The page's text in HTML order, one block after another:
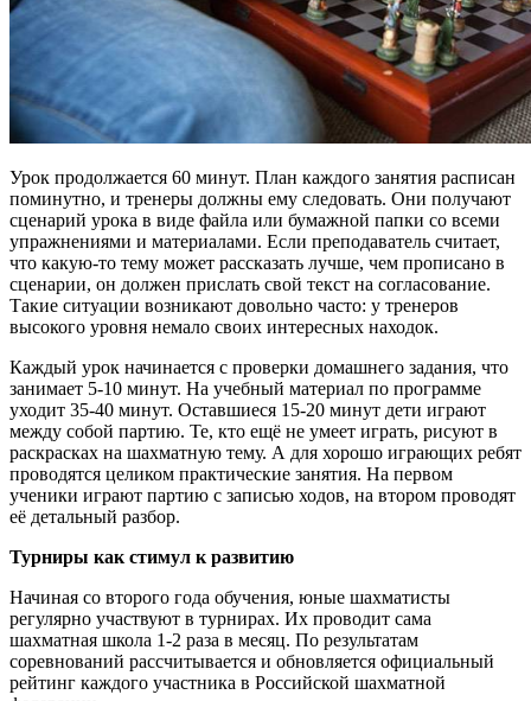
Урок продолжается 60 минут. План каждого занятия расписан
поминутно, и тренеры должны ему следовать. Они получают
сценарий урока в виде файла или бумажной папки со всеми
упражнениями и материалами. Если преподаватель считает,
что какую-то тему может рассказать лучше, чем прописано в
сценарии, он должен прислать свой текст на согласование.
Такие ситуации возникают довольно часто: у тренеров
высокого уровня немало своих интересных находок.
Каждый урок начинается с проверки домашнего задания, что
занимает 5-10 минут. На учебный материал по программе
уходит 35-40 минут. Оставшиеся 15-20 минут дети играют
между собой партию. Те, кто ещё не умеет играть, рисуют в
раскрасках на шахматную тему. А для хорошо играющих ребят
проводятся целиком практические занятия. На первом
ученики играют партию с записью ходов, на втором проводят
её детальный разбор.
Турниры как стимул к развитию
Начиная со второго года обучения, юные шахматисты
регулярно участвуют в турнирах. Их проводит сама
шахматная школа 1-2 раза в месяц. По результатам
соревнований рассчитывается и обновляется официальный
рейтинг каждого участника в Российской шахматной